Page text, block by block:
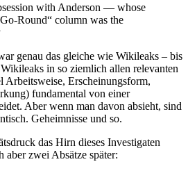
with Anderson — whose
Round“ column was the
genau das gleiche wie Wikileaks – bis
in so ziemlich allen relevanten
Erscheinungsform,
fundamental von einer
Aber wenn man davon absieht, sind
Geheimnisse und so.
das Hirn dieses Investigaten
aber zwei Absätze später: